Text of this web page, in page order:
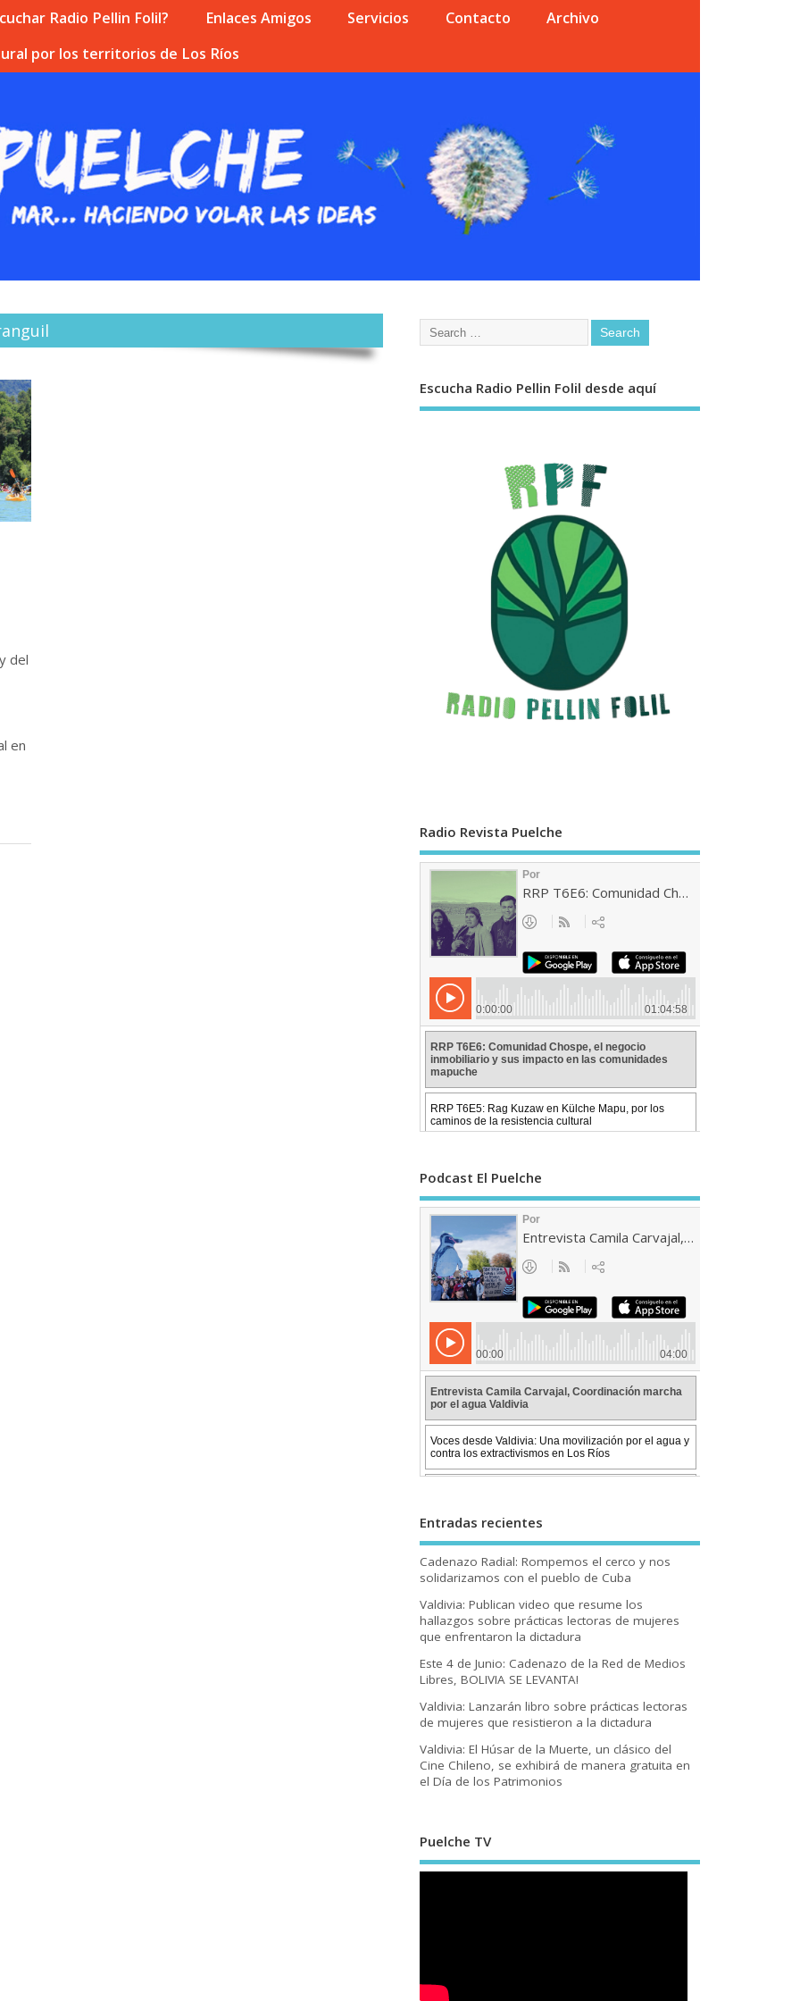
Radio Pellin Folil? Enlaces Amigos Servicios Contacto
Archivo
por los territorios de Los Ríos
del
en
Escucha Radio Pellin Folil desde aquí
Radio Revista Puelche
Podcast El Puelche
Entradas recientes
Cadenazo Radial: Rompemos el cerco y nos
solidarizamos con el pueblo de Cuba
Valdivia: Publican video que resume los
hallazgos sobre prácticas lectoras de mujeres
que enfrentaron la dictadura
Este 4 de Junio: Cadenazo de la Red de Medios
Libres, BOLIVIA SE LEVANTA!
Valdivia: Lanzarán libro sobre prácticas lectoras
de mujeres que resistieron a la dictadura
Valdivia: El Húsar de la Muerte, un clásico del
Cine Chileno, se exhibirá de manera gratuita en
el Día de los Patrimonios
Puelche TV